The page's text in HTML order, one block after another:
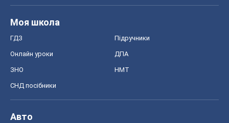
Моя школа
ГДЗ Підручники
Онлайн уроки ДПА
ЗНО НМТ
СНД посібники
Авто